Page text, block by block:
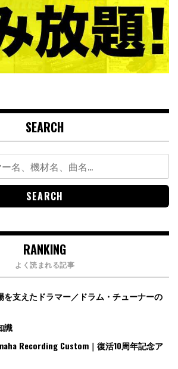
SEARCH
RANKING
よく読まれる記事
を支えたドラマー／ドラム・チューナーの
識
Recording Custom｜復活10周年記念ア